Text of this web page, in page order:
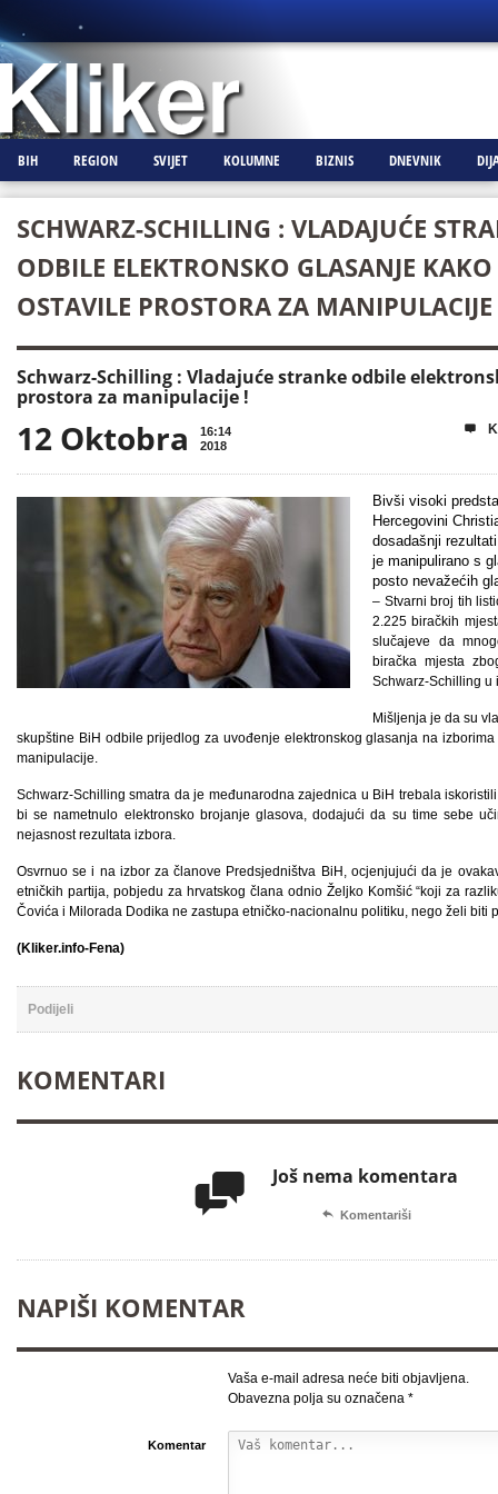
BIH REGION SVIJET KOLUMNE BIZNIS DNEVNIK
SCHWARZ-SCHILLING : VLADAJUĆE
ODBILE ELEKTRONSKO GLASANJE
OSTAVILE PROSTORA ZA
Schwarz-Schilling : Vladajuće stranke odbile
prostora za manipulacije !
12 Oktobra
16:14
2018

Bivši visoki
Hercegovini
dosadašnji
je manipulirano s
posto nevažećih
– Stvarni broj tih
2.225 biračkih
slučajeve da
biračka mjesta
Schwarz-Schilling u
Mišljenja je da su
skupštine BiH odbile prijedlog za uvođenje elektronskog glasanja na
manipulacije.
Schwarz-Schilling smatra da je međunarodna zajednica u BiH trebala
bi se nametnulo elektronsko brojanje glasova, dodajući da su time sebe
nejasnost rezultata izbora.
Osvrnuo se i na izbor za članove Predsjedništva BiH, ocjenjujući da je
etničkih partija, pobjedu za hrvatskog člana odnio Željko Komšić “koji za
Čovića i Milorada Dodika ne zastupa etničko-nacionalnu politiku, nego želi biti
(Kliker.info-Fena)
Podijeli
KOMENTARI
 Još nema komentara
 Komentariši
NAPIŠI KOMENTAR
Vaša e-mail adresa neće biti objavljena.
Obavezna polja su označena *
Komentar